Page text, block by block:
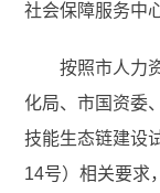
社会保障服务中
按照市人力
化局、市国资委
技能生态链建设
14号）相关要求